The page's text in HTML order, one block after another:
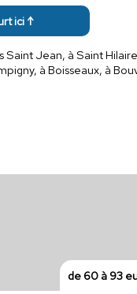
ici ↑
Saint Jean, à Saint
à Boisseaux, à
de 60 à 93